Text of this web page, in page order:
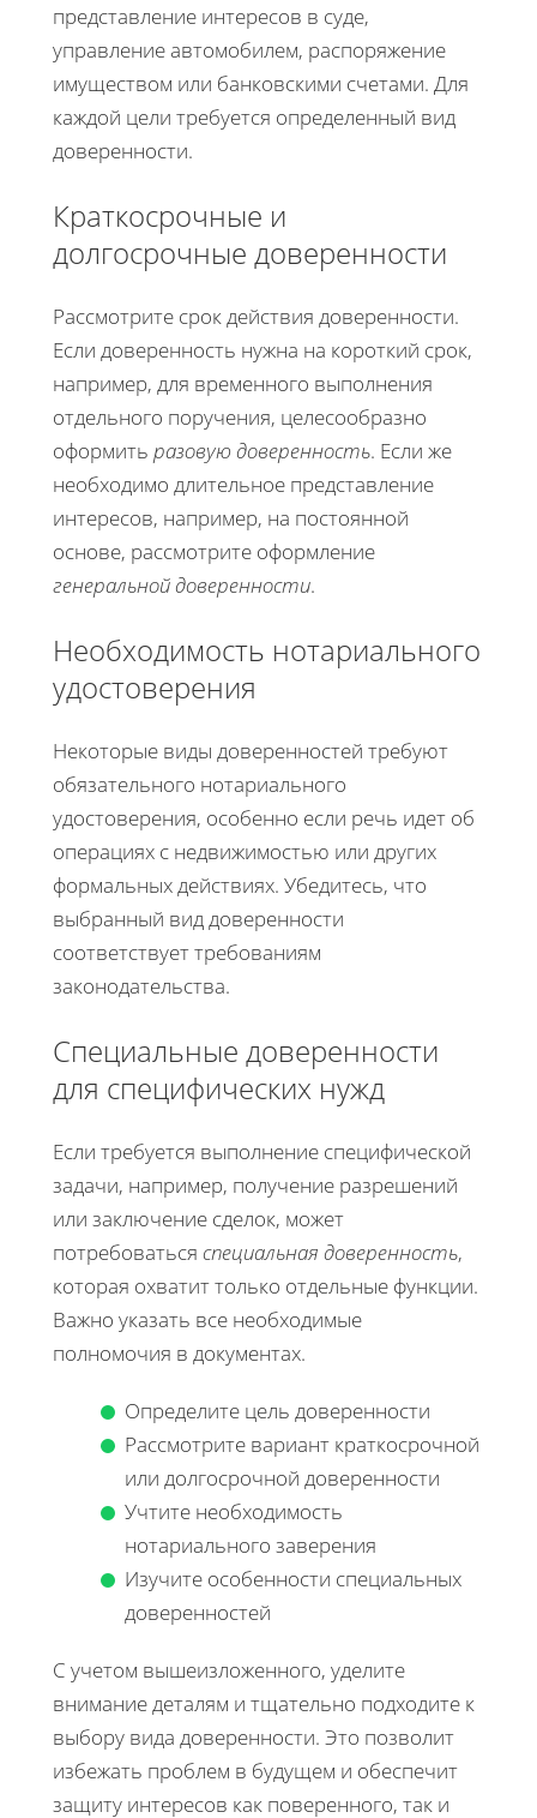
представление интересов в суде,
управление автомобилем, распоряжение
имуществом или банковскими счетами. Для
каждой цели требуется определенный вид
доверенности.
Краткосрочные и
долгосрочные доверенности
Рассмотрите срок действия доверенности.
Если доверенность нужна на короткий срок,
например, для временного выполнения
отдельного поручения, целесообразно
оформить разовую доверенность. Если же
необходимо длительное представление
интересов, например, на постоянной
основе, рассмотрите оформление
генеральной доверенности.
Необходимость нотариального
удостоверения
Некоторые виды доверенностей требуют
обязательного нотариального
удостоверения, особенно если речь идет об
операциях с недвижимостью или других
формальных действиях. Убедитесь, что
выбранный вид доверенности
соответствует требованиям
законодательства.
Специальные доверенности
для специфических нужд
Если требуется выполнение специфической
задачи, например, получение разрешений
или заключение сделок, может
потребоваться специальная доверенность,
которая охватит только отдельные функции.
Важно указать все необходимые
полномочия в документах.
Определите цель доверенности
Рассмотрите вариант краткосрочной
или долгосрочной доверенности
Учтите необходимость
нотариального заверения
Изучите особенности специальных
доверенностей
С учетом вышеизложенного, уделите
внимание деталям и тщательно подходите к
выбору вида доверенности. Это позволит
избежать проблем в будущем и обеспечит
защиту интересов как поверенного, так и